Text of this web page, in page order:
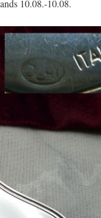
10.08.-10.08.